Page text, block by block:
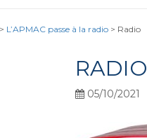
> L’APMAC passe à la radio > Radio
RADIO
05/10/2021